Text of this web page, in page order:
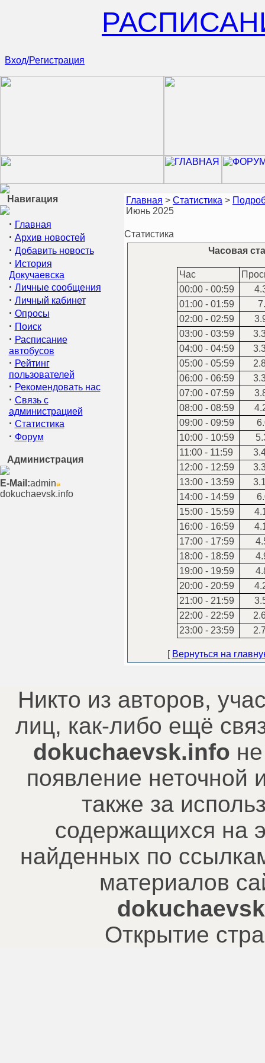
Вход/Регистрация
Навигация
· Главная
· Архив новостей
· Добавить новость
· История
Докучаевска
· Личные сообщения
· Личный кабинет
· Опросы
· Поиск
· Расписание
автобусов
· Рейтинг
пользователей
· Рекомендовать нас
· Связь с
администрацией
· Статистика
· Форум
Администрация
E-Mail:admin
dokuchaevsk.info
Главная > Статистика >
Июнь 2025
Статистика
Часовая
Час
00:00 - 00:59
01:00 - 01:59
02:00 - 02:59
03:00 - 03:59
04:00 - 04:59
05:00 - 05:59
06:00 - 06:59
07:00 - 07:59
08:00 - 08:59
09:00 - 09:59
10:00 - 10:59
11:00 - 11:59
12:00 - 12:59
13:00 - 13:59
14:00 - 14:59
15:00 - 15:59
16:00 - 16:59
17:00 - 17:59
18:00 - 18:59
19:00 - 19:59
20:00 - 20:59
21:00 - 21:59
22:00 - 22:59
23:00 - 23:59
[ Вернуться на
Никто из авторов,
лиц, как-либо ещё
dokuchaevsk.info
появление
также за
содержащихся на
найденных по
материалов
Открытие